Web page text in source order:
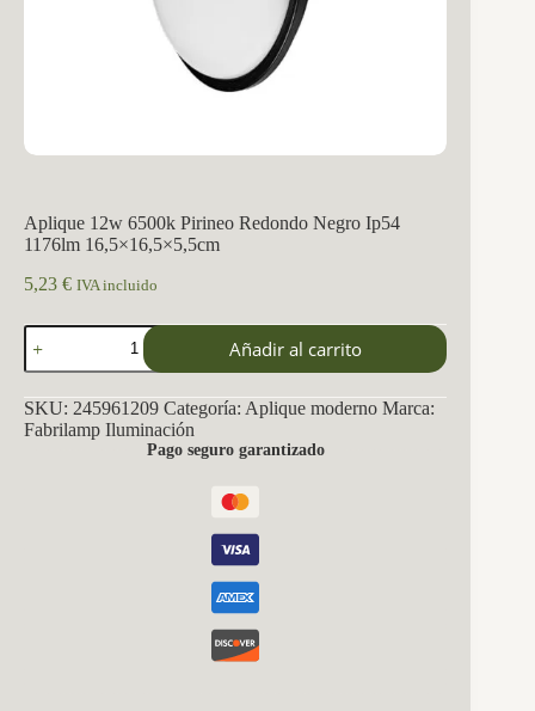
Aplique 12w 6500k Pirineo Redondo Negro Ip54
1176lm 16,5×16,5×5,5cm
5,23 € IVA incluido
Aplique
12w
6500k
Pirineo
Redondo
Negro
Añadir al carrito
SKU: 245961209 Categoría: Aplique moderno Marca:
Fabrilamp Iluminación
Pago seguro garantizado